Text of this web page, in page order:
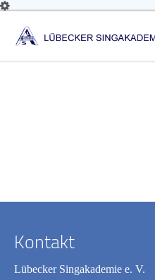
Kontakt
Lübecker Singakademie e. V.